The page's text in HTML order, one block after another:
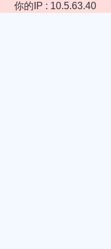
你的IP : 10.5.63.40